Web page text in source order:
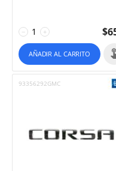
+
− $
AÑADIR AL CARRITO
93356292GMC